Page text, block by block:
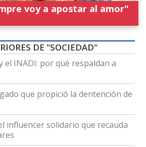
voy a apostar al amor"
DE "SOCIEDAD"
el INADI: por qué respaldan a
que propició la dentención de
influencer solidario que recauda